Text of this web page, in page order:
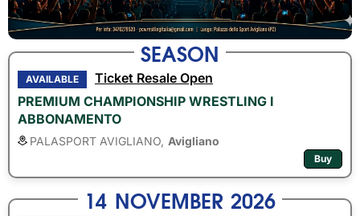
SEASON
AVAILABLE
Ticket Resale Open
PREMIUM CHAMPIONSHIP WRESTLING I
ABBONAMENTO
PALASPORT AVIGLIANO, Avigliano
Buy
14 NOVEMBER 2026